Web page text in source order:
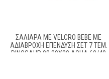
ΣΑΛΙΆΡΑ ΜΕ VELCRO BEBE ΜΕ
ΑΔΙΆΒΡΟΧΗ ΕΠΈΝΔΥΣΗ ΣΕΤ 7 ΤΕΜ.
DINOSAUR 08 30X20 AQUA 60/40